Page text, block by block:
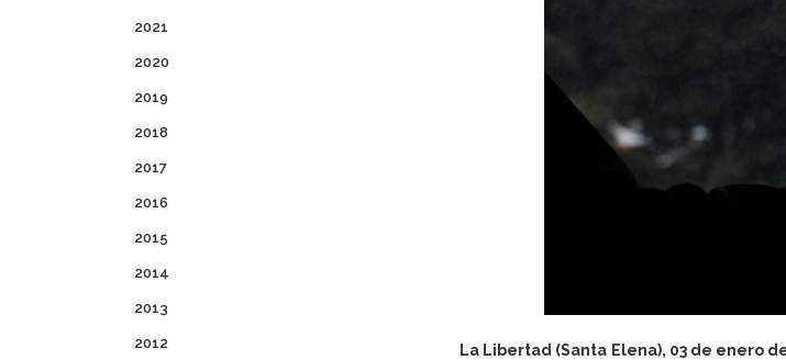
2021
2020
2019
2018
2017
2016
2015
2014
2013
2012 La Libertad (Santa Elena), 03 de enero